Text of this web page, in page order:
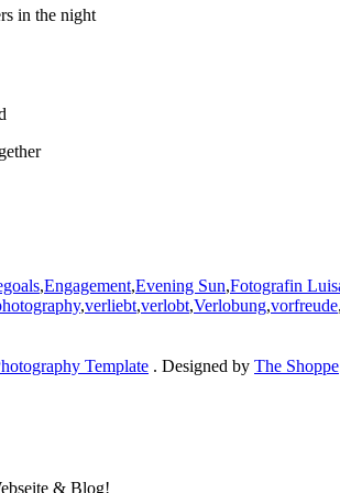
in the night
,Engagement,Evening Sun,Fotografin
,verliebt,verlobt,Verlobung,vorfreude,
Template . Designed by The Shoppe
& Blog!